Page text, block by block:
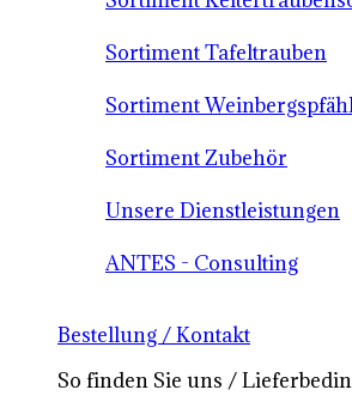
Sortiment Tafeltrauben
Sortiment
Sortiment Zubehör
Unsere Dienstleistungen
ANTES - Consulting
Bestellung / Kontakt
So finden Sie uns /